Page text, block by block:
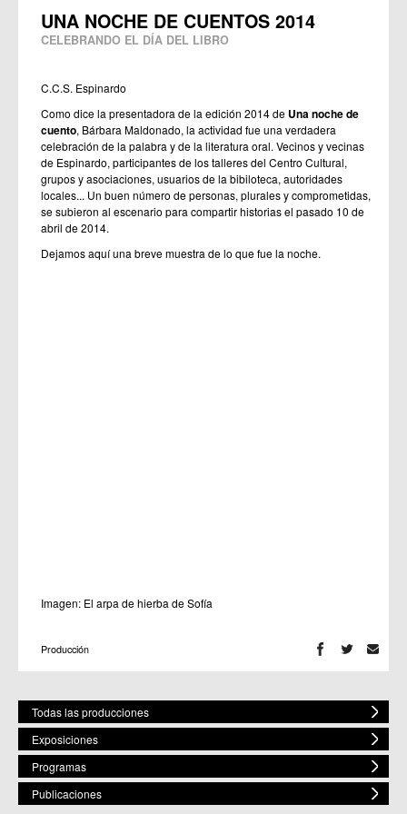
UNA NOCHE DE CUENTOS 2014
CELEBRANDO EL DÍA DEL LIBRO
C.C.S. Espinardo
Como dice la presentadora de la edición 2014 de Una noche de
cuento, Bárbara Maldonado, la actividad fue una verdadera
celebración de la palabra y de la literatura oral. Vecinos y vecinas
de Espinardo, participantes de los talleres del Centro Cultural,
grupos y asociaciones, usuarios de la bibiloteca, autoridades
locales... Un buen número de personas, plurales y comprometidas,
se subieron al escenario para compartir historias el pasado 10 de
abril de 2014.
Dejamos aquí una breve muestra de lo que fue la noche.
Imagen: El arpa de hierba de Sofía
Producción
Todas las producciones
Exposiciones
Programas
Publicaciones